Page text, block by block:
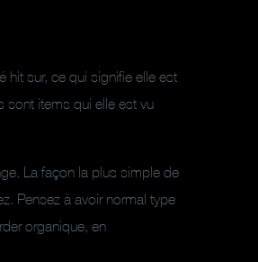
hit sur, ce qui signifie elle est
sont items qui elle est vu
La façon la plus simple de
Pensez à avoir normal type
organique, en